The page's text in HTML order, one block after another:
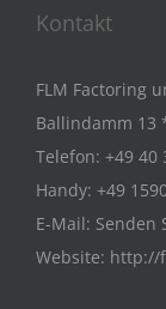
Kontakt
FLM Factoring
Ballindamm 13
Telefon: +49 40
Handy: +49
E-Mail: Senden
Website: http://